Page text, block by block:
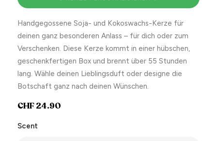
Handgegossene Soja- und Kokoswachs-Kerze für
deinen ganz besonderen Anlass – für dich oder zum
Verschenken. Diese Kerze kommt in einer hübschen,
geschenkfertigen Box und brennt über 55 Stunden
lang. Wähle deinen Lieblingsduft oder designe die
Botschaft ganz nach deinen Wünschen.
CHF24.90
Scent